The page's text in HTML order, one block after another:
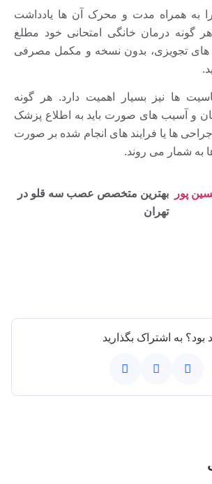
را به همراه مدت و محرک آن ها یادداشت
گونه درمان خانگی امتحانی خود مطلع
های تجویزی، بدون نسخه و مکمل مصرفی
ها نیز بسیار اهمیت دارد. هر گونه
و آسیب های صورت باید به اطلاع پزشک
ها یا فرایند های انجام شده بر صورت
به شمار می روند.
پور
بهترین متخصص عصب سه قلو در
تهران
بود؟ به اشتراک بگذارید